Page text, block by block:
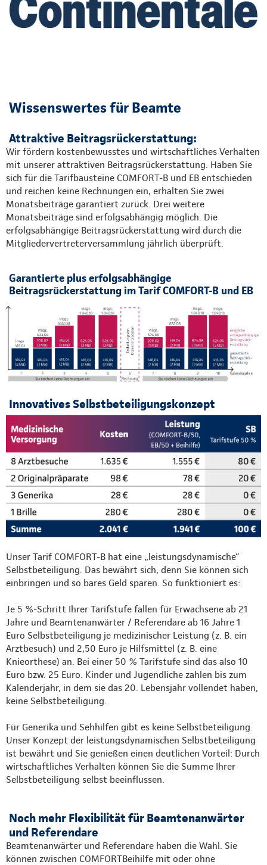
Wissenswertes für Beamte
Attraktive Beitragsrückerstattung:
Wir fördern kostenbewusstes und wirtschaftliches Verhalten
mit unserer attraktiven Beitragsrückerstattung. Haben Sie
sich für die Tarifbausteine COMFORT-B und EB entschieden
und reichen keine Rechnungen ein, erhalten Sie zwei
Monatsbeiträge garantiert zurück. Drei weitere
Monatsbeiträge sind erfolgsabhängig möglich. Die
erfolgsabhängige Beitragsrückerstattung wird durch die
Mitgliedervertreterversammlung jährlich überprüft.
Garantierte plus erfolgsabhängige
Beitragsrückerstattung im Tarif COMFORT-B und EB
Innovatives Selbstbeteiligungskonzept
Unser Tarif COMFORT-B hat eine „leistungsdynamische“
Selbstbeteiligung. Das bewährt sich, denn Sie können sich
einbringen und so bares Geld sparen. So funktioniert es:
Je 5 %-Schritt Ihrer Tarifstufe fallen für Erwachsene ab 21
Jahre und Beamtenanwärter / Referendare ab 16 Jahre 1
Euro Selbstbeteiligung je medizinischer Leistung (z. B. ein
Arztbesuch) und 2,50 Euro je Hilfsmittel (z. B. eine
Knieorthese) an. Bei einer 50 % Tarifstufe sind das also 10
Euro bzw. 25 Euro. Kinder und Jugendliche zahlen bis zum
Kalenderjahr, in dem sie das 20. Lebensjahr vollendet haben,
keine Selbstbeteiligung.
Für Generika und Sehhilfen gibt es keine Selbstbeteiligung.
Unser Konzept der leistungsdynamischen Selbstbeteiligung
ist bewährt und Sie genießen einen deutlichen Vorteil: Durch
wirtschaftliches Verhalten können Sie die Summe Ihrer
Selbstbeteiligung selbst beeinflussen.
Noch mehr Flexibilität für Beamtenanwärter
und Referendare
Beamtenanwärter und Referendare haben die Wahl. Sie
können zwischen COMFORTBeihilfe mit oder ohne